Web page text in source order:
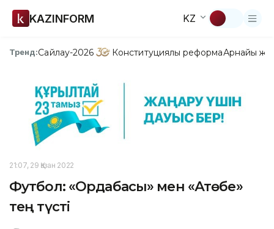
KAZINFORM KZ
Тренд:Сайлау-2026 Конституциялық реформаАрнайы
21:07, 29 Қазан 2022
Футбол: «Ордабасы» мен «Ақтөбе»
тең түсті